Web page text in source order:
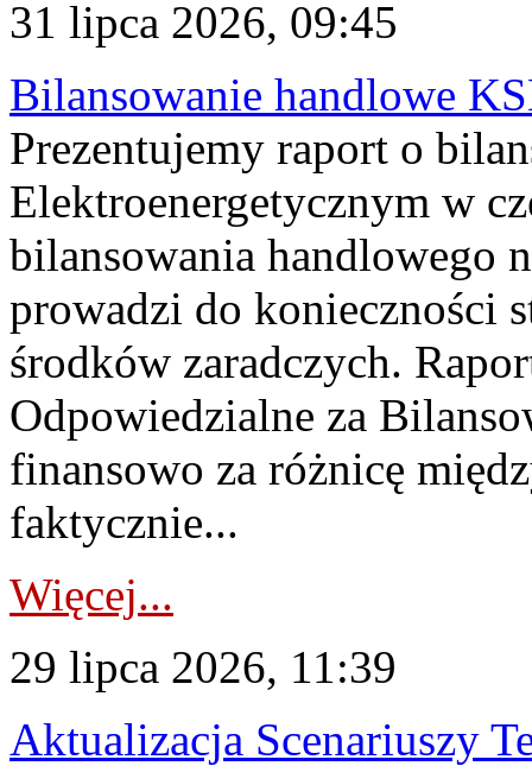
31 lipca 2026, 09:45
Bilansowanie handlowe
Prezentujemy raport o
Elektroenergetycznym w
bilansowania handlowego
prowadzi do konieczności
środków zaradczych.
Odpowiedzialne za
finansowo za różnicę
faktycznie...
Więcej...
29 lipca 2026, 11:39
Aktualizacja Scenariuszy